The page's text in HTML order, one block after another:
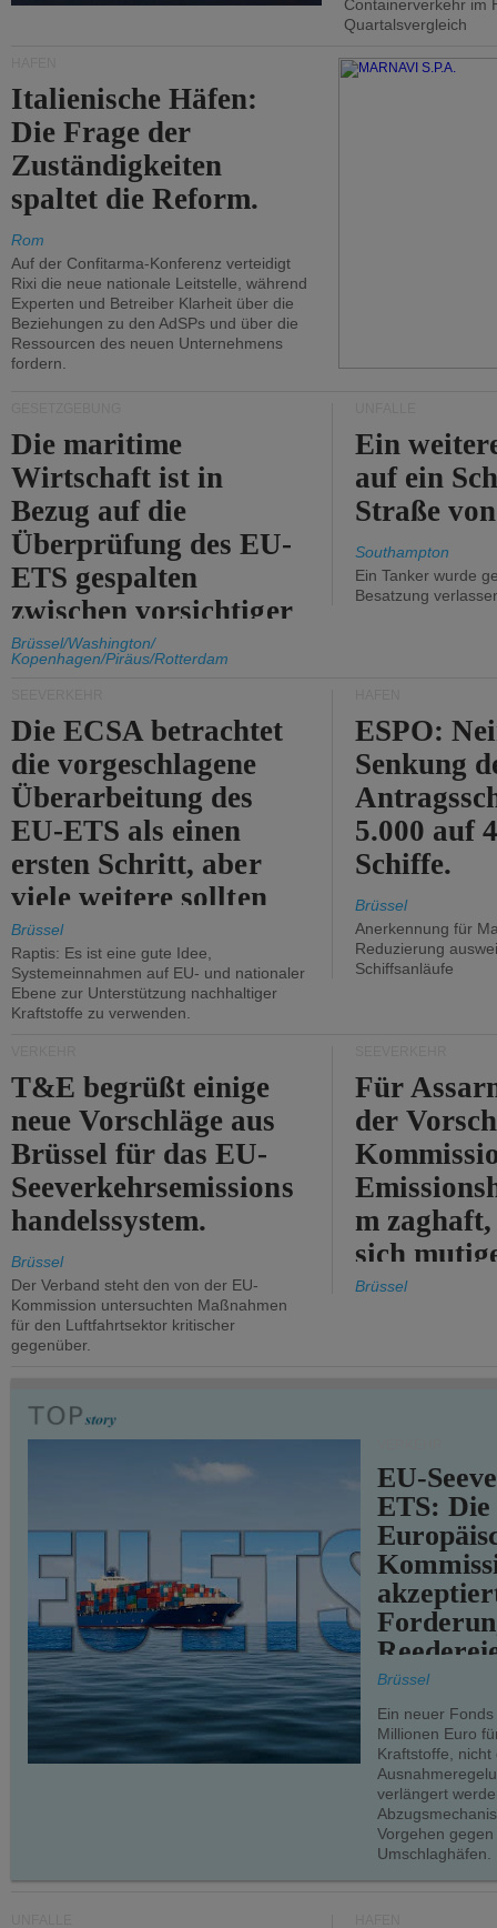
Containerverkehr im
Quartalsvergleich
Italienische Häfen:
Die Frage der
Zuständigkeiten
spaltet die Reform.
Rom
Auf der Confitarma-Konferenz verteidigt
Rixi die neue nationale Leitstelle, während
Experten und Betreiber Klarheit über die
Beziehungen zu den AdSPs und über die
Ressourcen des neuen Unternehmens
fordern.
Die maritime
Wirtschaft ist in
Bezug auf die
Überprüfung des EU-
ETS gespalten
zwischen vorsichtiger
Unterstützung und
Kritik.
Brüssel/Washington/
Kopenhagen/Piräus/Rotterdam
Ein
auf ein
Straße
Southampton
Ein Tanker wurde
Besatzung
Die ECSA betrachtet
die vorgeschlagene
Überarbeitung des
EU-ETS als einen
ersten Schritt, aber
viele weitere sollten
folgen.
Brüssel
Raptis: Es ist eine gute Idee,
Systemeinnahmen auf EU- und nationaler
Ebene zur Unterstützung nachhaltiger
Kraftstoffe zu verwenden.
ESPO:
Senkung
5.000 auf
Schiffe.
Brüssel
Anerkennung für
Reduzierung
Schiffsanläufe
T&E begrüßt einige
neue Vorschläge aus
Brüssel für das EU-
Seeverkehrsemissions
handelssystem.
Brüssel
Der Verband steht den von der EU-
Kommission untersuchten Maßnahmen
für den Luftfahrtsektor kritischer
gegenüber.
Für
der
m
sich
Brüssel
EU-
ETS: Die
teilweise.
Brüssel
Ein neuer
Millionen Euro
Kraftstoffe, nicht
verlängert
Vorgehen
Umschlaghäfen.